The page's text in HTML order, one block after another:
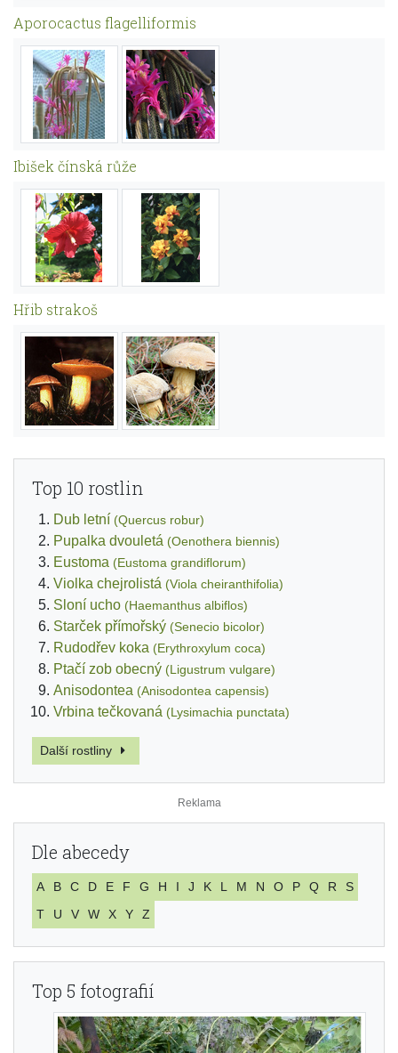
Aporocactus flagelliformis
Ibišek čínská růže
Hřib strakoš
Top 10 rostlin
Dub letní (Quercus robur)
Pupalka dvouletá (Oenothera biennis)
Eustoma (Eustoma grandiflorum)
Violka chejrolistá (Viola cheiranthifolia)
Sloní ucho (Haemanthus albiflos)
Starček přímořský (Senecio bicolor)
Rudodřev koka (Erythroxylum coca)
Ptačí zob obecný (Ligustrum vulgare)
Anisodontea (Anisodontea capensis)
Vrbina tečkovaná (Lysimachia punctata)
Další rostliny
Dle abecedy
A B C D E F G H I J K L M N O P Q R
S
T
U V W X Y Z
Top 5 fotografií